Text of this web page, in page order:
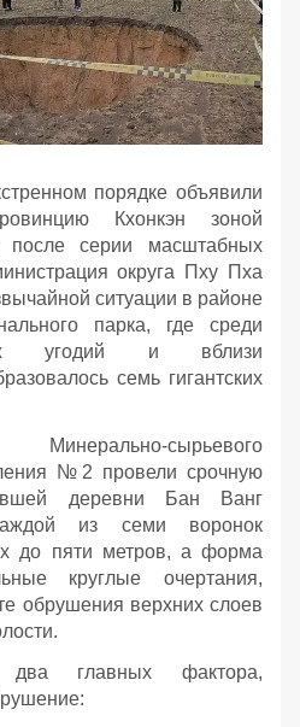
порядке объявили
Кхонкэн зоной
после серии масштабных
округа Пху Пха
ситуации в районе
парка, где среди
угодий и вблизи
семь гигантских
сырьевого
№2 провели срочную
деревни Бан Ванг
из семи воронок
до пяти метров, а форма
круглые очертания,
обрушения верхних слоев
главных фактора,